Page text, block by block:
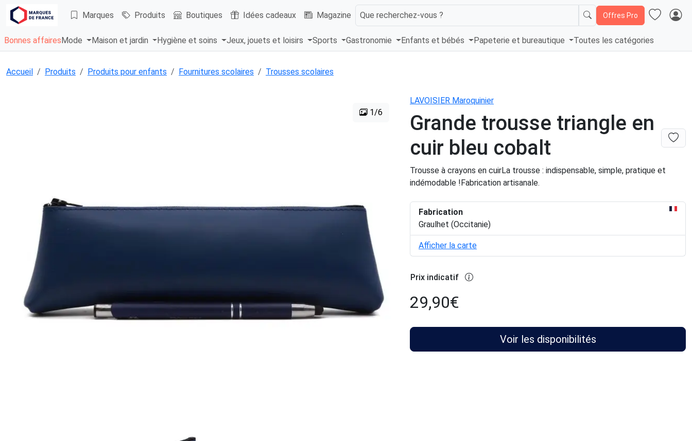
Marques Produits Boutiques Idées cadeaux Magazine Que recherchez-vous ? Offres Pro
Bonnes affaires Mode Maison et jardin Hygiène et soins Jeux, jouets et loisirs Sports Gastronomie Enfants et bébés Papeterie et bureautique Toutes les catégories
Accueil Produits Produits pour enfants Fournitures scolaires Trousses scolaires
1/6
LAVOISIER Maroquinier
Grande trousse triangle en
cuir bleu cobalt
Trousse à crayons en cuirLa trousse : indispensable, simple, pratique et
indémodable !Fabrication artisanale.
Fabrication
Graulhet (Occitanie)
Afficher la carte
Prix indicatif
29,90€
Voir les disponibilités